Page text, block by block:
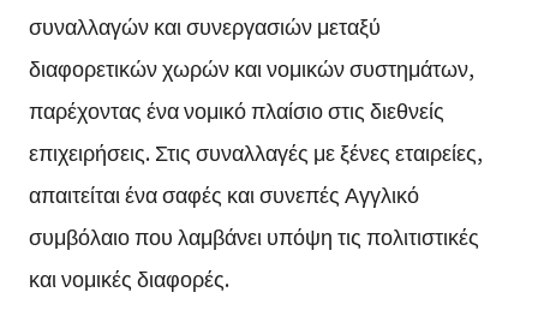
συναλλαγών και συνεργασιών μεταξύ
διαφορετικών χωρών και νομικών συστημάτων,
παρέχοντας ένα νομικό πλαίσιο στις διεθνείς
επιχειρήσεις. Στις συναλλαγές με ξένες εταιρείες,
απαιτείται ένα σαφές και συνεπές Αγγλικό
συμβόλαιο που λαμβάνει υπόψη τις πολιτιστικές
και νομικές διαφορές.